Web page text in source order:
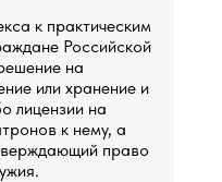
к практическим
Российской
на
или хранение и
лицензии на
к нему, а
право